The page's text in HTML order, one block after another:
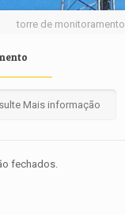
torre de monitoramento
Mais informação
fechados.